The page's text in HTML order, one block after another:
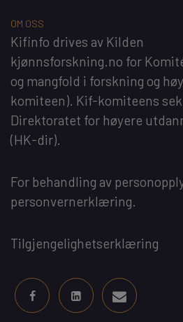
OM OSS
Kifinfo drives av Kilden
kjønnsforskning.no for
og mangfold i forskning og
komiteen). Kif-komiteens
Direktoratet for høyere
(HK-dir)
For behandling av
personvernerklæring
Tilgjengelighetserklæring